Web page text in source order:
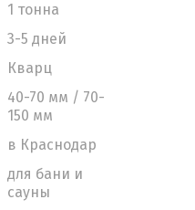
1 тонна
3-5 дней
Кварц
40-70 мм / 70-
150 мм
в Краснодар
для бани и
сауны